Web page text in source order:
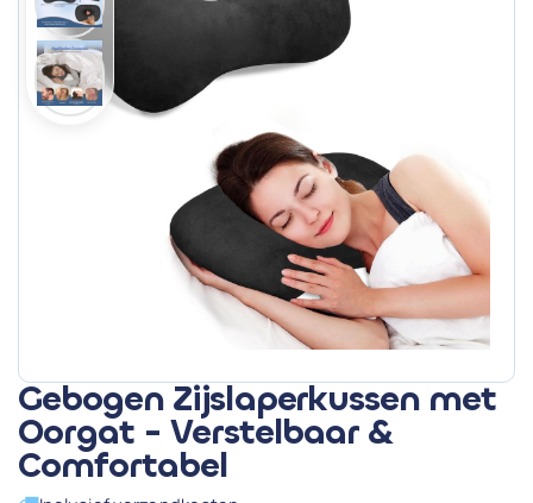
Gebogen Zijslaperkussen met
Oorgat - Verstelbaar &
Comfortabel